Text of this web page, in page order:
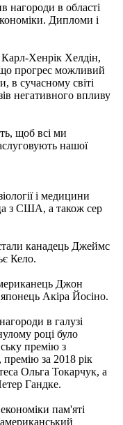
нагороди в області
Дипломи і
Хенрік Хелдін,
прогрес можливий
в сучасному світі
негативного впливу
щоб всі ми
нашої
і медицини
з США, а також сер
канадець Джеймс
Кело.
Джон
Акіра Йосіно.
в галузі
році було
премію з
премію за 2018 рік
Ольга Токарчук, а
Гандке.
пам'яті